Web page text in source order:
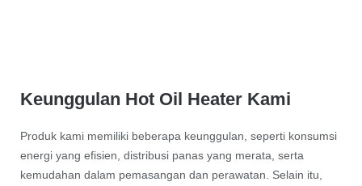
Keunggulan Hot Oil Heater Kami
Produk kami memiliki beberapa keunggulan, seperti konsumsi
energi yang efisien, distribusi panas yang merata, serta
kemudahan dalam pemasangan dan perawatan. Selain itu,